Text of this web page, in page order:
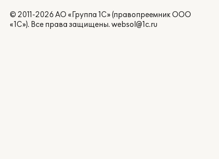
© 2011-2026 АО «Группа 1С» (правопреемник ООО
«1С»). Все права защищены. websol@1c.ru